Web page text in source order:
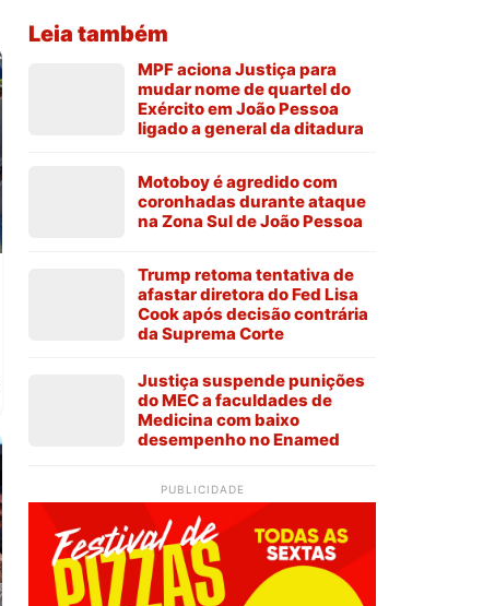
Leia também
MPF aciona Justiça para
mudar nome de quartel do
Exército em João Pessoa
ligado a general da ditadura
Motoboy é agredido com
coronhadas durante ataque
na Zona Sul de João Pessoa
Trump retoma tentativa de
afastar diretora do Fed Lisa
Cook após decisão contrária
da Suprema Corte
Justiça suspende punições
do MEC a faculdades de
Medicina com baixo
desempenho no Enamed
PUBLICIDADE